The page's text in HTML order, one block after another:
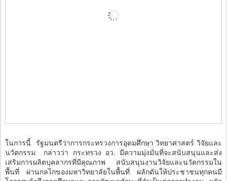
ในการนี้ รัฐมนตรีว่าการกระทรวงการอุดมศึกษา วิทยาศาสตร์ วิจัยและ
นวัตกรรม กล่าวว่า กระทรวง อว. มีความมุ่งมั่นที่จะสนับสนุนและส่ง
เสริมการผลิตบุคลากรที่มีคุณภาพ สนับสนุนงานวิจัยและนวัตกรรมใน
พื้นที่ ผ่านกลไกของมหาวิทยาลัยในพื้นที่ ผลักดันให้ประชาชนทุกคนมี